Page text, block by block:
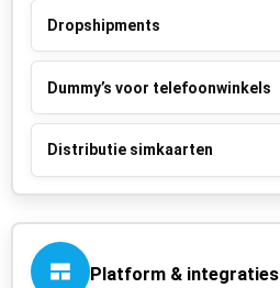
Dropshipments
Dummy’s voor telefoonwinkels
Distributie simkaarten
Platform & integraties